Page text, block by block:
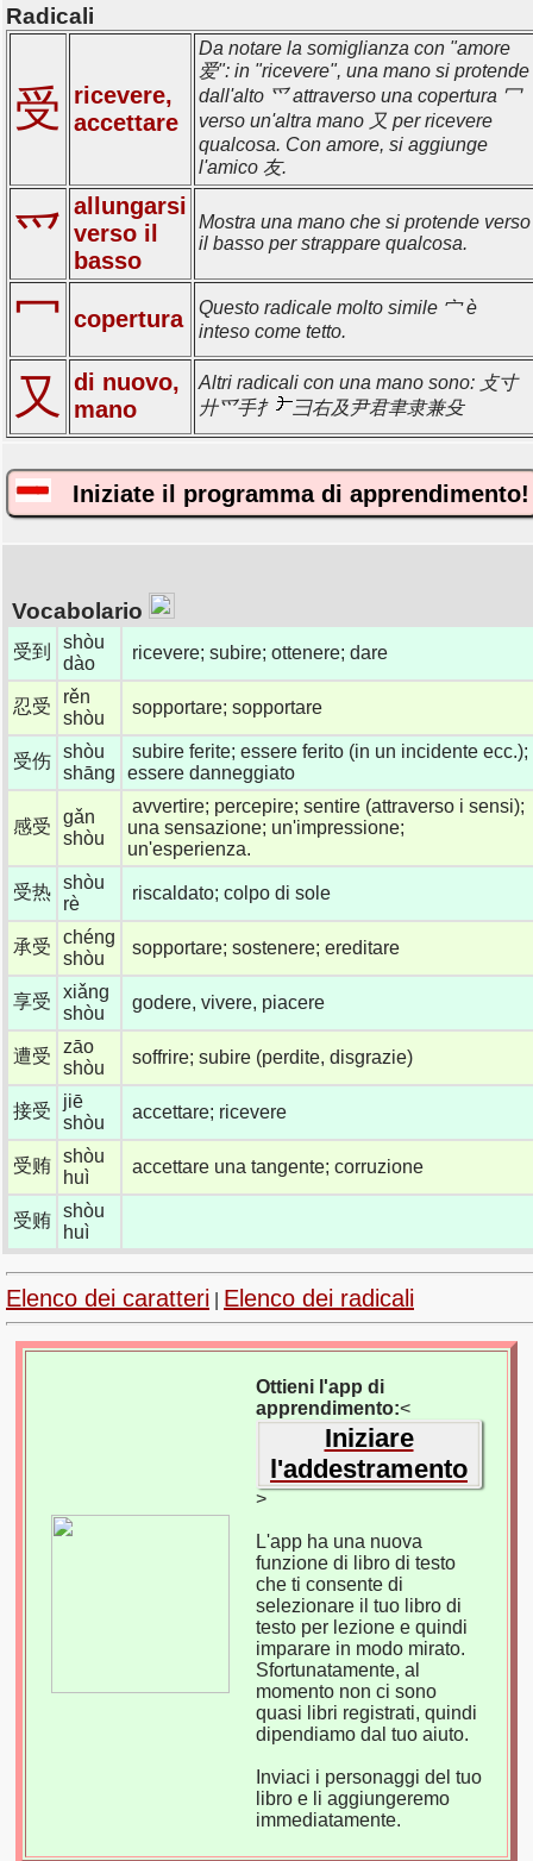
Radicali
受
ricevere,
accettare
Da notare la somiglianza con "amore
爱": in "ricevere", una mano si protende
dall'alto 爫 attraverso una copertura 冖
verso un'altra mano 又 per ricevere
qualcosa. Con amore, si aggiunge
l'amico 友.
爫
allungarsi
verso il
basso
Mostra una mano che si protende verso
il basso per strappare qualcosa.
冖 copertura
Questo radicale molto simile 宀 è
inteso come tetto.
又
di nuovo,
mano
Altri radicali con una mano sono: 攴寸
廾爫手扌
彐右及尹君聿隶兼殳
Iniziate il programma di apprendimento!
Vocabolario
受到
shòu
dào
ricevere; subire; ottenere; dare
忍受
rěn
shòu
sopportare; sopportare
受伤 shòu
shāng
subire ferite; essere ferito (in un incidente ecc.);
essere danneggiato
感受
gǎn
shòu
avvertire; percepire; sentire (attraverso i sensi);
una sensazione; un'impressione;
un'esperienza.
受热 shòu
rè
riscaldato; colpo di sole
承受
chéng
shòu
sopportare; sostenere; ereditare
享受
xiǎng
shòu
godere, vivere, piacere
遭受
zāo
shòu
soffrire; subire (perdite, disgrazie)
接受
jiē
shòu
accettare; ricevere
受贿 shòu
huì
accettare una tangente; corruzione
受贿 shòu
huì
Elenco dei caratteri Elenco dei radicali
Ottieni l'app di
apprendimento:<
Iniziare
l'addestramento
>
L'app ha una nuova
funzione di libro di testo
che ti consente di
selezionare il tuo libro di
testo per lezione e quindi
imparare in modo mirato.
Sfortunatamente, al
momento non ci sono
quasi libri registrati, quindi
dipendiamo dal tuo aiuto.
Inviaci i personaggi del tuo
libro e li aggiungeremo
immediatamente.